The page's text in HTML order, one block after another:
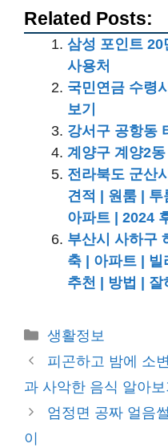
Related Posts:
삼성 포인트 20
사용처
국민연금 수령
보기
강서구 공항동
계양구 계양2
전라북도 군산
견적 | 원룸 | 투
아파트 | 2024
부산시 사하구
축 | 아파트 | 빌
추천 | 방법 | 잘
카
테
리
생활정보
피곤하고 밤에 소
과 사악한 음식 알아보
엄정면 공짜 얼음
이